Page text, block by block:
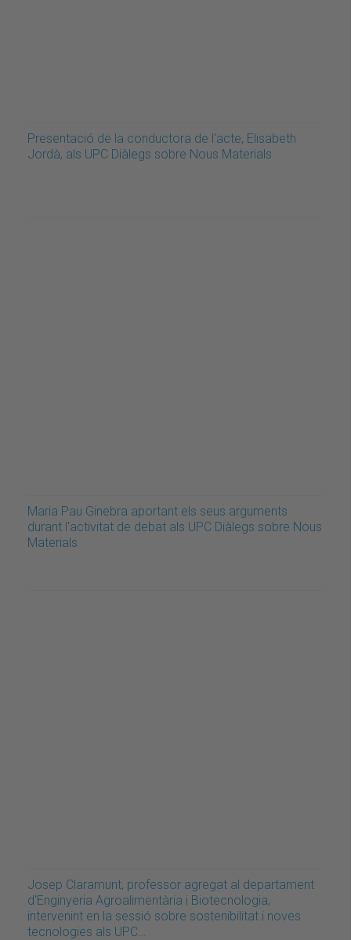
Presentació de la conductora de l'acte, Elisabeth
Jordà, als UPC Diàlegs sobre Nous Materials
Maria Pau Ginebra aportant els seus arguments
durant l'activitat de debat als UPC Diàlegs sobre Nous
Materials
Josep Claramunt, professor agregat al departament
d'Enginyeria Agroalimentària i Biotecnologia,
intervenint en la sessió sobre sostenibilitat i noves
tecnologies als UPC…